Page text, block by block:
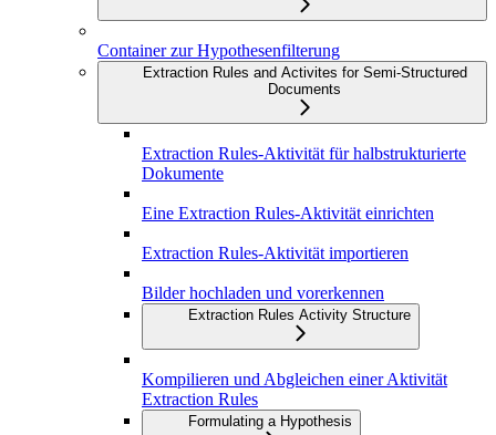
Container zur Hypothesenfilterung
Extraction Rules and Activites for Semi-Structured
Documents
Extraction Rules-Aktivität für halbstrukturierte
Dokumente
Eine Extraction Rules-Aktivität einrichten
Extraction Rules-Aktivität importieren
Bilder hochladen und vorerkennen
Extraction Rules Activity Structure
Kompilieren und Abgleichen einer Aktivität
Extraction Rules
Formulating a Hypothesis